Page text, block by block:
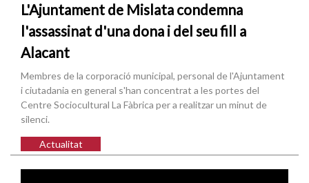
L'Ajuntament de Mislata condemna
l'assassinat d'una dona i del seu fill a
Alacant
Membres de la corporació municipal, personal de l'Ajuntament
i ciutadania en general s'han concentrat a les portes del
Centre Sociocultural La Fàbrica per a realitzar un minut de
silenci.
Actualitat